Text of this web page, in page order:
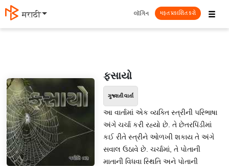
मराठी ☰
લૉગિન મફત પ્રકાશિત કરો
ફસાયો
ગુજરાતી વાર્તા
આ વાર્તામાં એક વ્યક્તિ સ્ત્રીની પરિભાષા
અંગે ચર્ચા કરી રહ્યો છે. તે છેતરપિંડીમાં
કઈ રીતે સ્ત્રીને ઓળખી શકાય તે અંગે
સવાલ ઉઠાવે છે. ચર્ચામાં, તે પોતાની
માતાની વિધવા સ્થિતિ અને પોતાની